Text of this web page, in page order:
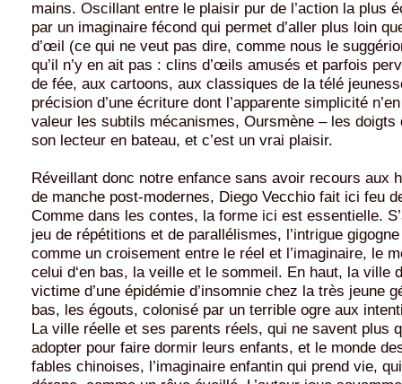
mains. Oscillant entre le plaisir pur de l’action la plus
par un imaginaire fécond qui permet d’aller plus loin
d’œil (ce qui ne veut pas dire, comme nous le
qu’il n’y en ait pas : clins d’œils amusés et parfois
de fée, aux cartoons, aux classiques de la télé
précision d’une écriture dont l’apparente simplicité
valeur les subtils mécanismes, Oursmène – les doigts
son lecteur en bateau, et c’est un vrai plaisir.
Réveillant donc notre enfance sans avoir recours aux
de manche post-modernes, Diego Vecchio fait ici feu
Comme dans les contes, la forme ici est essentielle.
jeu de répétitions et de parallélismes, l’intrigue
comme un croisement entre le réel et l’imaginaire, le
celui d‘en bas, la veille et le sommeil. En haut, la ville
victime d’une épidémie d’insomnie chez la très jeune
bas, les égouts, colonisé par un terrible ogre aux
La ville réelle et ses parents réels, qui ne savent plus
adopter pour faire dormir leurs enfants, et le monde
fables chinoises, l’imaginaire enfantin qui prend vie,